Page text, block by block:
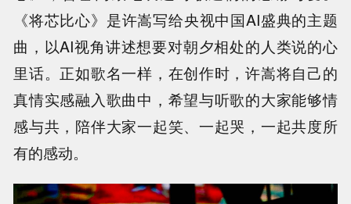
《将芯比心》是许嵩写给央视中国AI盛典的主题
曲，以AI视角讲述想要对朝夕相处的人类说的心
里话。正如歌名一样，在创作时，许嵩将自己的
真情实感融入歌曲中，希望与听歌的大家能够情
感与共，陪伴大家一起笑、一起哭，一起共度所
有的感动。